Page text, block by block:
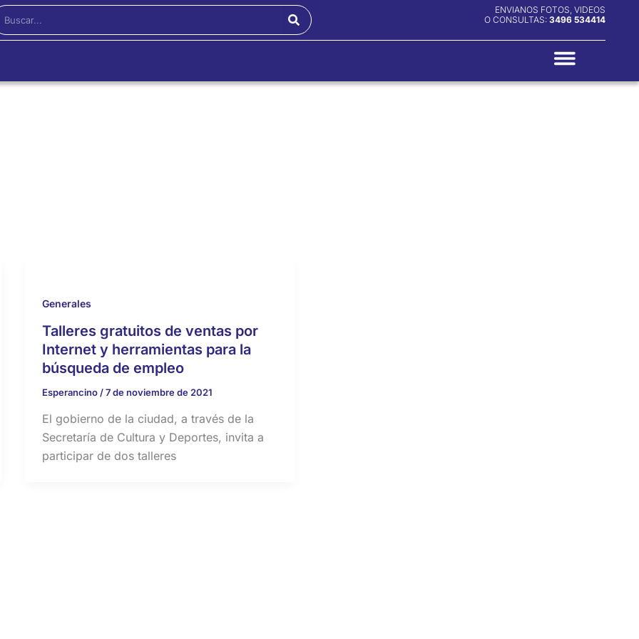
ENVIANOS FOTOS, VIDEOS
O CONSULTAS: 3496 534414
Generales
Talleres gratuitos de ventas por
Internet y herramientas para la
búsqueda de empleo
Esperancino /7 de noviembre de 2021
El gobierno de la ciudad, a través de la
Secretaría de Cultura y Deportes, invita a
participar de dos talleres